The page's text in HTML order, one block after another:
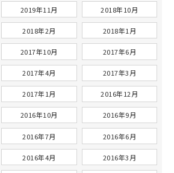
2019年11月 2018年10月
2018年2月 2018年1月
2017年10月 2017年6月
2017年4月 2017年3月
2017年1月 2016年12月
2016年10月 2016年9月
2016年7月 2016年6月
2016年4月 2016年3月